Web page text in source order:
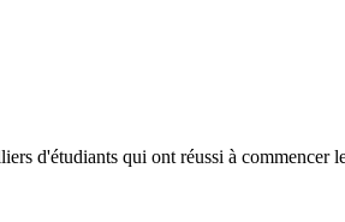
d'étudiants qui ont réussi à commencer